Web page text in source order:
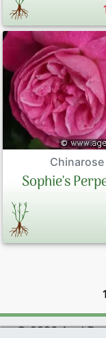
Chinarose
Sophie's
© 2026 Agel